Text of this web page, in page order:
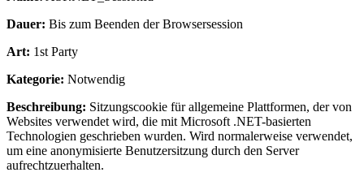
Dauer: Bis zum Beenden der Browsersession
Art: 1st Party
Kategorie: Notwendig
Beschreibung: Sitzungscookie für allgemeine Plattformen, der von
Websites verwendet wird, die mit Microsoft .NET-basierten
Technologien geschrieben wurden. Wird normalerweise verwendet,
um eine anonymisierte Benutzersitzung durch den Server
aufrechtzuerhalten.